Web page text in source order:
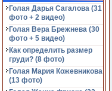
Голая Дарья Сагалова (31
фото + 2 видео)
Голая Вера Брежнева (30
фото + 5 видео)
Как определить размер
груди? (8 фото)
Голая Мария Кожевникова
(13 фото)